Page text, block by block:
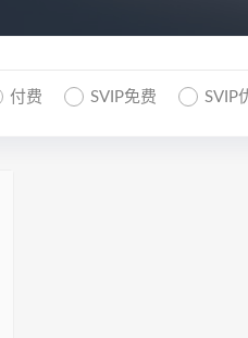
付费 SVIP免费 SVIP